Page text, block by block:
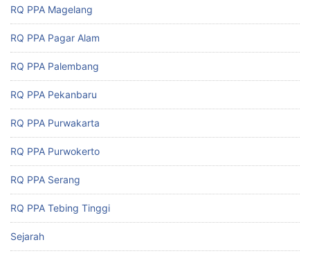
RQ PPA Magelang
RQ PPA Pagar Alam
RQ PPA Palembang
RQ PPA Pekanbaru
RQ PPA Purwakarta
RQ PPA Purwokerto
RQ PPA Serang
RQ PPA Tebing Tinggi
Sejarah